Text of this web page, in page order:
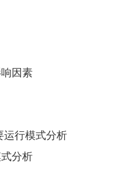
因素
运行模式分析
分析